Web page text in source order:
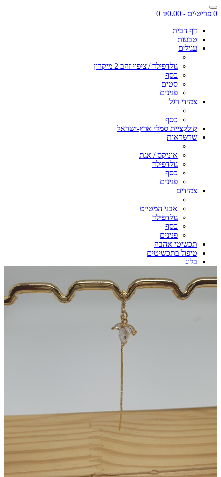
0 פריט\ים - ₪0.00
0
דף הבית
טבעות
עגילים
גולדפילד / ציפוי זהב 2 מיקרון
כסף
סטים
פנינים
צמידי רגל
כסף
קולקציית סמלי ארץ-ישראל
שרשראות
אוניקס / אגת
גולדפילד
כסף
פנינים
צמידים
אבני המטייט
גולדפילד
כסף
פנינים
תכשיטי אהבה
טיפול בתכשיטים
בלוג